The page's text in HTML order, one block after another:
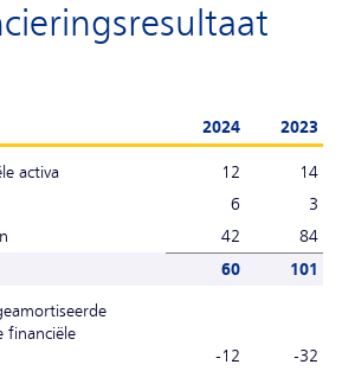
2024 2023
activa 12
14
6
3
42
84
60 101
financiële
-12
-32